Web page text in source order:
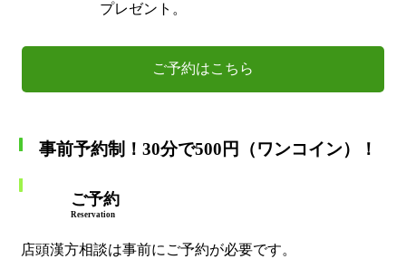
プレゼント。
ご予約はこちら
事前予約制！30分で500円（ワンコイン）！
ご予約
Reservation
店頭漢方相談は事前にご予約が必要です。